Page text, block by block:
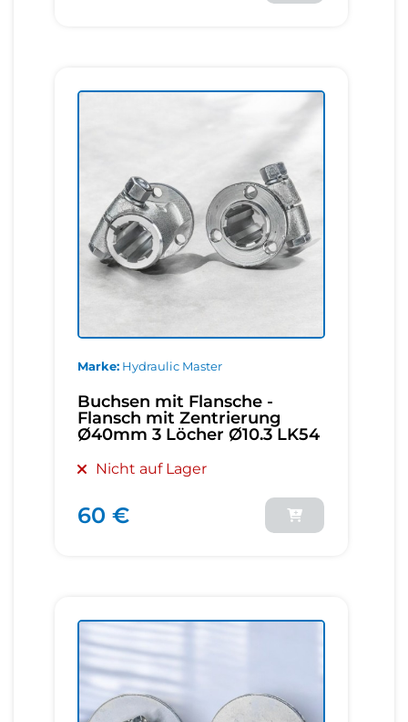
Marke Hydraulic Master
Buchsen mit Flansche -
Flansch mit Zentrierung
Ø40mm 3 Löcher Ø10.3 LK54
Nicht auf Lager
60 €